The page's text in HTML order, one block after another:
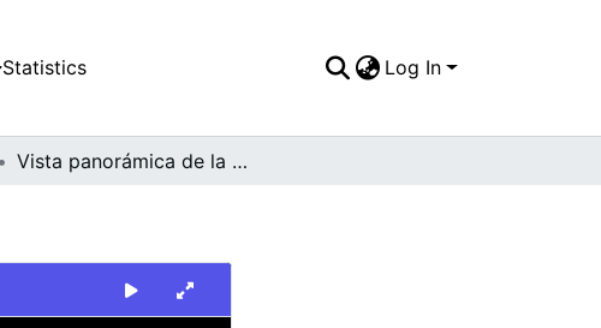
Statistics Log In
Vista panorámica de la carretera al mar